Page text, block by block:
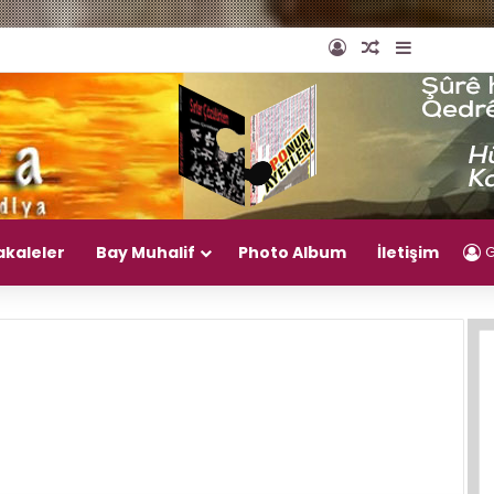
Giriş YapRastgele
Bay Muhalif Photo Album İletişim